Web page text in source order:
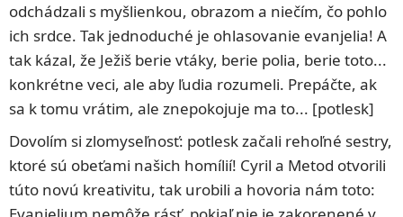
odchádzali s myšlienkou, obrazom a niečím, čo pohlo
ich srdce. Tak jednoduché je ohlasovanie evanjelia! A
tak kázal, že Ježiš berie vtáky, berie polia, berie toto...
konkrétne veci, ale aby ľudia rozumeli. Prepáčte, ak
sa k tomu vrátim, ale znepokojuje ma to... [potlesk]
Dovolím si zlomyseľnosť: potlesk začali rehoľné sestry,
ktoré sú obeťami našich homílií! Cyril a Metod otvorili
túto novú kreativitu, tak urobili a hovoria nám toto: